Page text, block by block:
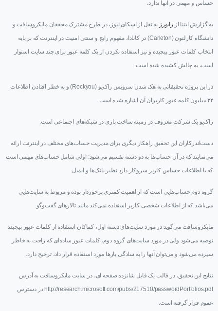
حساس و مهمی در آنها ندارد.
به گزارش ایتنا از رایورز به نقل از اسکای نیوز، در طرح مشترک محققان مایکروسافت و
دانشگاه کارلتون (Carleton) در کانادا، مفهوم رایج و سنتی امنیت در اینترنت که بر پایه
انتخاب کلمات عبور پیچیده و نیز استفاده نکردن از یک کلمه عبور برای چند سایت استوار
است، به چالش کشیده شده است.
در این پروژه تحقیقاتی به هک شدن سرویس راک‌یو (Rockyou) و به خطر افتادن اطلاعات
۳۲ میلیون کلمه عبور کاربران آن اشاره شده است.
راک‌یو یک شرکت معروف در زمینه ساخت بازی در شبکه‌های اجتماعی است.
دست‌اندرکاران این تحقیق راهکار دیگری برای مدیریت حساب‌های مختلف در اینترنت ارائه
می‌نمایند که در آن حساب‌ها به دو دسته تقسیم می‌شود: اولی شامل حساب‌های مهمی است
که با اطلاعات حساس کاربر سروکار دارد نظیر بانک‌ها و ایمیل.
گروه دوم حساب‌هایی است که از اهمیت کمتری برخوردار بوده و مربوط به سایت‌هایی
می‌باشد که از اطلاعات شخصی کاربر استفاده نمی‌کند مانند تالارهای گفت‌وگو.
مایکروسافت می‌گوید در مورد سایت‌های دسته اول، کماکان استفاده از کلمات عبور پیچیده
توصیه می‌شود ولی در مورد سایت‌های گروه دوم، کلمات عبور ساده‌ای که راحت به خاطر
سپرده می‌شود و می‌توان آنها را به سادگی بارها مورد استفاده قرار داد، ترجیح دارد.
نتایج این تحقیق، در قالب یک فایل شانزده صفحه ای، در سایت مایکروسافت به آدرس
http://research.microsoft.com/pubs/217510/passwordPortfolios.pdf در دسترس
عموم قرار گرفته است.